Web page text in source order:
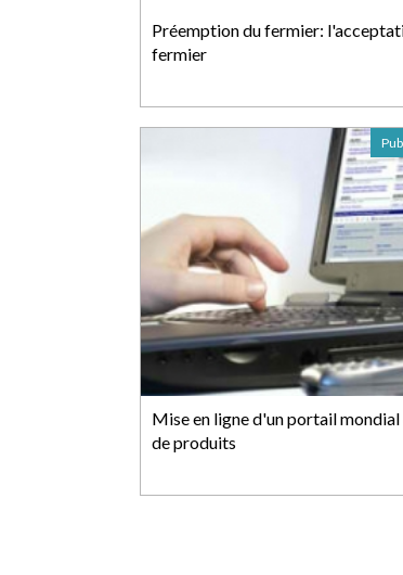
Préemption du fermier:
fermier
Mise en ligne d'un portail mondial
de produits